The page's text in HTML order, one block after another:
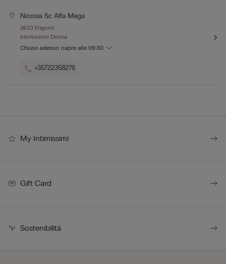
Nicosia Sc Alfa Mega
2433 Engomi
Intimissimi Donna
Chiuso adesso riapre alle 09:30
+35722358276
My Intimissimi
Gift Card
Sostenibilità